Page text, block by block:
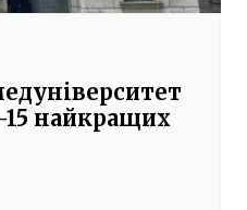
найкращих